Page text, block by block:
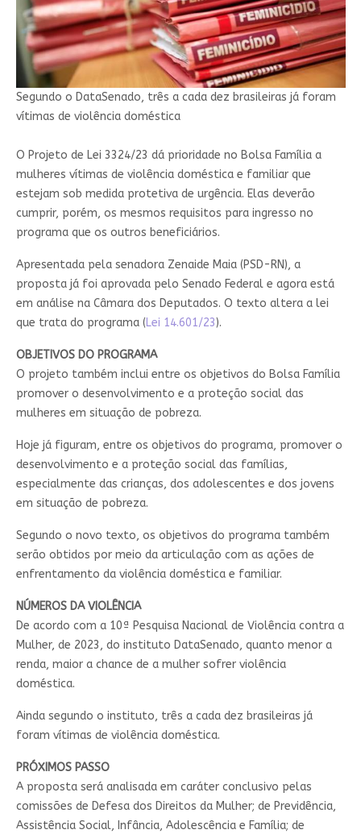
Segundo o DataSenado, três a cada dez brasileiras já foram
vítimas de violência doméstica
O Projeto de Lei 3324/23 dá prioridade no Bolsa Família a
mulheres vítimas de violência doméstica e familiar que
estejam sob medida protetiva de urgência. Elas deverão
cumprir, porém, os mesmos requisitos para ingresso no
programa que os outros beneficiários.
Apresentada pela senadora Zenaide Maia (PSD-RN), a
proposta já foi aprovada pelo Senado Federal e agora está
em análise na Câmara dos Deputados. O texto altera a lei
que trata do programa (Lei 14.601/23).
OBJETIVOS DO PROGRAMA
O projeto também inclui entre os objetivos do Bolsa Família
promover o desenvolvimento e a proteção social das
mulheres em situação de pobreza.
Hoje já figuram, entre os objetivos do programa, promover o
desenvolvimento e a proteção social das famílias,
especialmente das crianças, dos adolescentes e dos jovens
em situação de pobreza.
Segundo o novo texto, os objetivos do programa também
serão obtidos por meio da articulação com as ações de
enfrentamento da violência doméstica e familiar.
NÚMEROS DA VIOLÊNCIA
De acordo com a 10ª Pesquisa Nacional de Violência contra a
Mulher, de 2023, do instituto DataSenado, quanto menor a
renda, maior a chance de a mulher sofrer violência
doméstica.
Ainda segundo o instituto, três a cada dez brasileiras já
foram vítimas de violência doméstica.
PRÓXIMOS PASSO
A proposta será analisada em caráter conclusivo pelas
comissões de Defesa dos Direitos da Mulher; de Previdência,
Assistência Social, Infância, Adolescência e Família; de